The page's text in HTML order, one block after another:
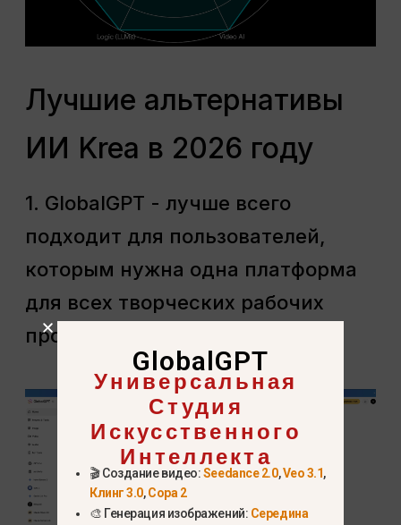
Лучшие альтернативы
ИИ Krea в 2026 году
1. GlobalGPT - лучше всего
подходит для пользователей,
которым нужна одна платформа
для всех творческих рабочих
процессов
GlobalGPT
Универсальная
Студия
Искусственного
Интеллекта
🎬 Создание видео:Seedance 2.0,Veo 3.1,
Клинг 3.0,Сора 2
🎨 Генерация изображений: Середина